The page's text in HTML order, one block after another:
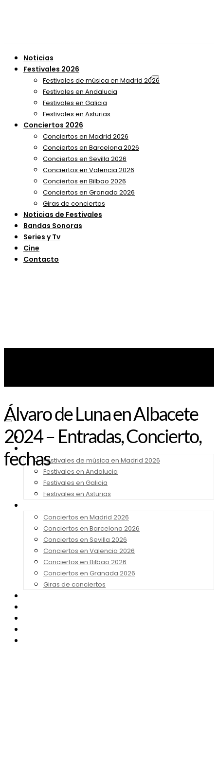
Noticias
Festivales 2026
Festivales de música en Madrid 2026
Festivales en Andalucia
Festivales en Galicia
Festivales en Asturias
Conciertos 2026
Conciertos en Madrid 2026
Conciertos en Barcelona 2026
Conciertos en Sevilla 2026
Conciertos en Valencia 2026
Conciertos en Bilbao 2026
Conciertos en Granada 2026
Giras de conciertos
Noticias de Festivales
Bandas Sonoras
Series y Tv
Cine
Contacto
Noticias
Festivales de música en Madrid 2026
Festivales en Andalucia
Festivales en Galicia
Festivales en Asturias
Conciertos en Madrid 2026
Conciertos en Barcelona 2026
Conciertos en Sevilla 2026
Conciertos en Valencia 2026
Conciertos en Bilbao 2026
Conciertos en Granada 2026
Giras de conciertos
Álvaro de Luna en Albacete
2024 – Entradas, Concierto,
fechas